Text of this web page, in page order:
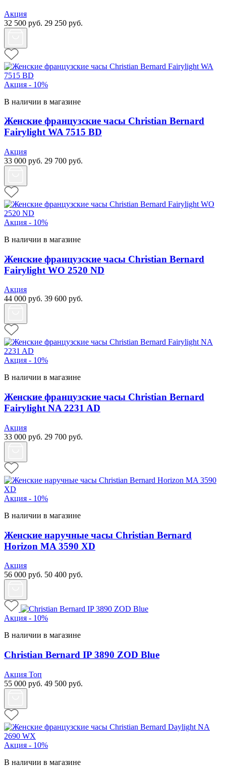
Акция
32 500 руб. 29 250 руб.
Акция - 10%
В наличии в магазине
Женские французские часы Christian Bernard
Fairylight WA 7515 BD
Акция
33 000 руб. 29 700 руб.
Акция - 10%
В наличии в магазине
Женские французские часы Christian Bernard
Fairylight WO 2520 ND
Акция
44 000 руб. 39 600 руб.
Акция - 10%
В наличии в магазине
Женские французские часы Christian Bernard
Fairylight NA 2231 AD
Акция
33 000 руб. 29 700 руб.
Акция - 10%
В наличии в магазине
Женские наручные часы Christian Bernard
Horizon MA 3590 XD
Акция
56 000 руб. 50 400 руб.
Акция - 10%
В наличии в магазине
Christian Bernard IP 3890 ZOD Blue
Акция Топ
55 000 руб. 49 500 руб.
Акция - 10%
В наличии в магазине